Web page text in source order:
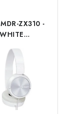
ZX310 -
WHITE